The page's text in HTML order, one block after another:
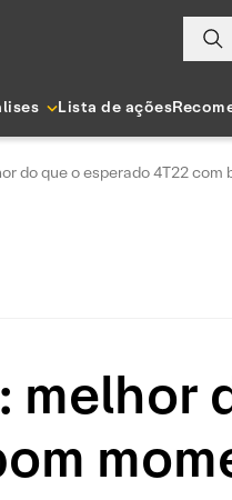
Lista de ações
do que o esperado 4T22
melhor